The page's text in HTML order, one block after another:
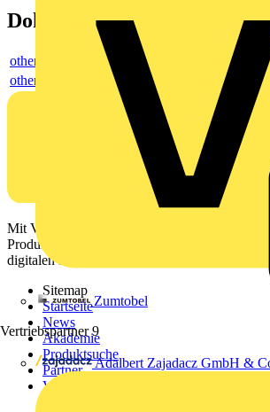
Zumtobel
Vertriebspartner 9
Adalbert Zajadacz GmbH &
Dokumente
others
others
Mit Voltimum erhalten Elektrofachkräfte
Produktinformationen, Schulungen und Tools –
digitalen Plattform und Community.
Sitemap
Startseite
News
Akademie
Produktsuche
Partner
Voltimum+